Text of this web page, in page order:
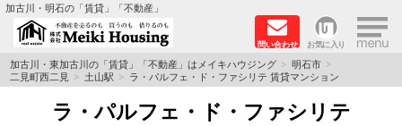
加古川・明石の「賃貸」「不動産」
問い合わせ お気に入り ×
TOPページ
☆メイキハウジングオススメ物件特集☆
加古川・東加古川の「賃貸」「不動産」はメイキハウジング
明石市
二見町西二見
土山駅 ラ・パルフェ・ド・ファシリテ 賃貸マンション
ラ・パルフェ・ド・ファシリテ